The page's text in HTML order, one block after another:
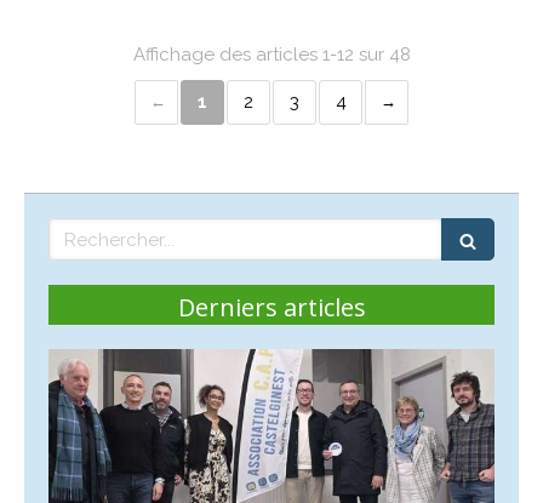
Affichage des articles 1-12 sur 48
1 2 3 4
Rechercher
Derniers articles